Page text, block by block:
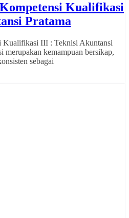
Kualifikasi
Pratama
Kualifikasi III : Teknisi Akuntansi
merupakan kemampuan bersikap,
sebagai